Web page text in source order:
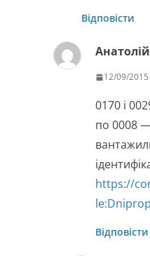
Відповісти
12/09/
0170 і
по 0008
https://
Відповісти